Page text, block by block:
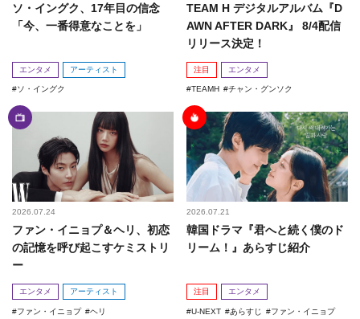
ソ・イングク、17年目の信念
「今、一番得意なことを」
エンタメ アーティスト
ソ・イングク
TEAM H デジタルアルバム『D
AWN AFTER DARK』 8/4配信
リリース決定！
注目 エンタメ
TEAMH チャン・グンソク
2026.07.24
ファン・イニョプ＆ヘリ、初恋
の記憶を呼び起こすケミストリ
ー
エンタメ アーティスト
ファン・イニョプ
ヘリ
2026.07.21
韓国ドラマ『君へと続く僕のド
リーム！』あらすじ紹介
注目 エンタメ
U-NEXT あらすじ
ファン・イニョプ